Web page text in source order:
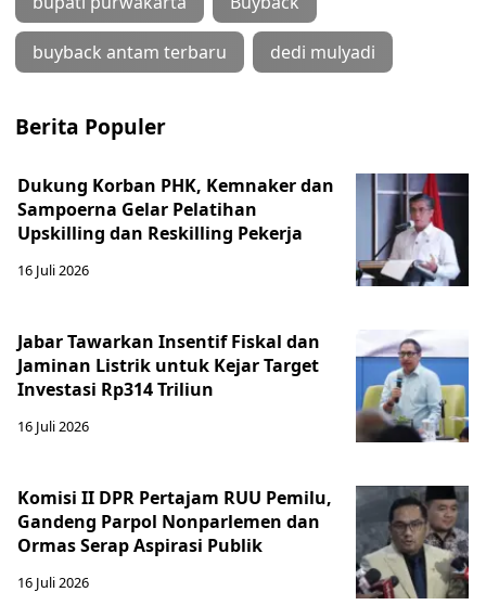
buyback antam terbaru dedi mulyadi
Berita Populer
Dukung Korban PHK, Kemnaker dan
Sampoerna Gelar Pelatihan
Upskilling dan Reskilling Pekerja
16 Juli 2026
Jabar Tawarkan Insentif Fiskal dan
Jaminan Listrik untuk Kejar Target
Investasi Rp314 Triliun
16 Juli 2026
Komisi II DPR Pertajam RUU Pemilu,
Gandeng Parpol Nonparlemen dan
Ormas Serap Aspirasi Publik
16 Juli 2026